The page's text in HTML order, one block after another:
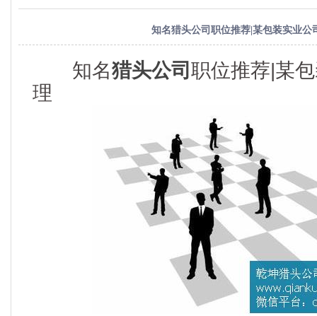
知名猎头公司职位推荐|某包装实业公
知名猎头公司职位推荐|某
理